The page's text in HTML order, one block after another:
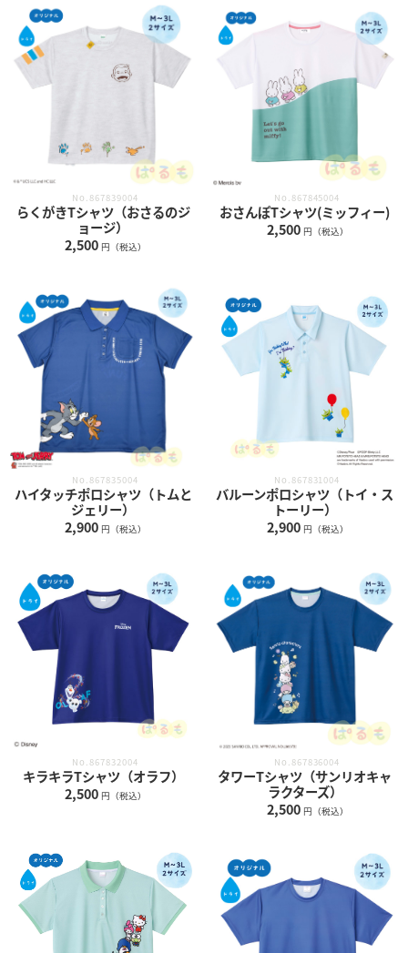
No.867839004
らくがきTシャツ（おさるのジ
ョージ）
2,500 円（税込）
No.867845004
おさんぽTシャツ(ミッフィー)
2,500 円（税込）
No.867835004
ハイタッチポロシャツ（トムと
ジェリー）
2,900 円（税込）
No.867831004
バルーンポロシャツ（トイ・ス
トーリー）
2,900 円（税込）
No.867832004
キラキラTシャツ（オラフ）
2,500 円（税込）
No.867836004
タワーTシャツ（サンリオキャ
ラクターズ）
2,500 円（税込）